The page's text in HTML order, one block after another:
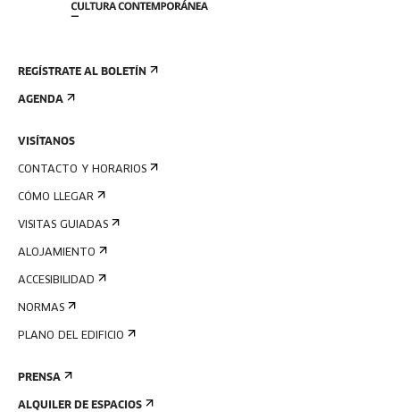
REGÍSTRATE AL BOLETÍN
AGENDA
VISÍTANOS
CONTACTO Y HORARIOS
CÓMO LLEGAR
VISITAS GUIADAS
ALOJAMIENTO
ACCESIBILIDAD
NORMAS
PLANO DEL EDIFICIO
PRENSA
ALQUILER DE ESPACIOS